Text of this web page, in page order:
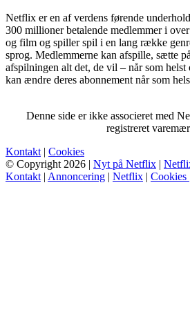
Netflix er en af verdens førende
300 millioner betalende medlemmer i
og film og spiller spil i en lang række
sprog. Medlemmerne kan afspille, sætte
afspilningen alt det, de vil – når som
kan ændre deres abonnement når som
Denne side er ikke associeret med
registreret
Kontakt | Cookies
© Copyright 2026 | Nyt på Netflix |
Kontakt | Annoncering | Netflix | Cookies